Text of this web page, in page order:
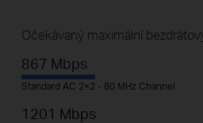
Očekávaný maximální
867 Mbps
Standard AC 2×2 - 80 MHz Channel
1201 Mbps